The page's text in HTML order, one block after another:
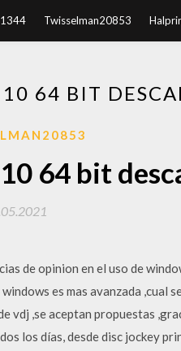
Twisselman20853
64 BIT
64 bit
de opinion en el uso de
es mas avanzada ,cual
vdj ,se aceptan propuestas
los días, desde disc jockey